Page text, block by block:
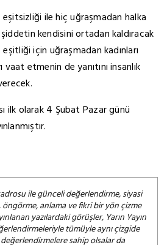
eşitsizliği ile hiç uğraşmadan halka
kendisini ortadan kaldıracak
için uğraşmadan kadınları
vaat etmenin de yanıtını insanlık
ilk olarak 4 Şubat Pazar günü
ile günceli değerlendirme, siyasi
anlama ve fikri bir yön çizme
yazılardaki görüşler, Yarın Yayın
tümüyle aynı çizgide
sahip olsalar da